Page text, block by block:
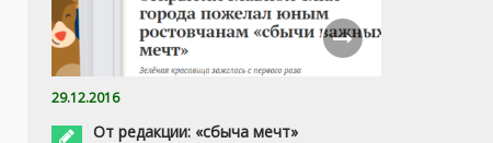
29.12.2016
От редакции: «сбыча мечт»